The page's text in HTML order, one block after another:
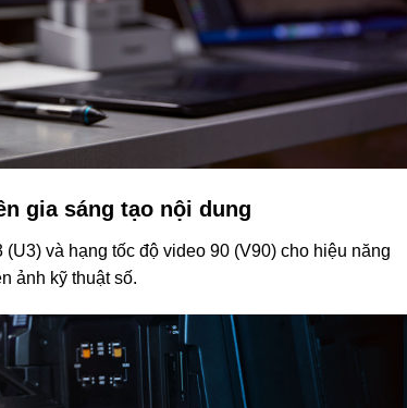
gia sáng tạo nội dung
và hạng tốc độ video 90 (V90) cho hiệu năng
ảnh kỹ thuật số.